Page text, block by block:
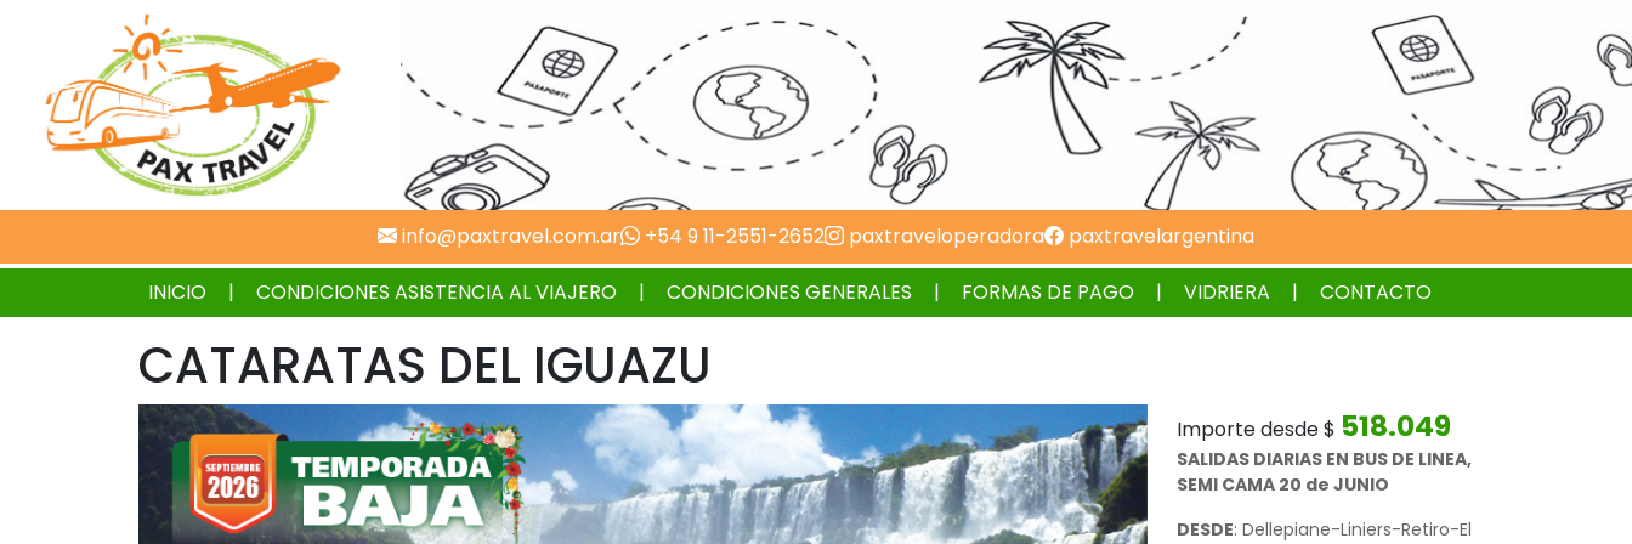
info@paxtravel.com.ar +54 9 11-2551-2652 paxtraveloperadora
paxtravelargentina
INICIO
CONDICIONES ASISTENCIA AL VIAJERO CONDICIONES GENERALES FORMAS DE PAGO VIDRIERA CONTACTO
CATARATAS DEL IGUAZU
Importe desde $ 518.049
SALIDAS DIARIAS EN BUS DE LINEA,
SEMI CAMA 20 de JUNIO
DESDE: Dellepiane-Liniers-Retiro-El